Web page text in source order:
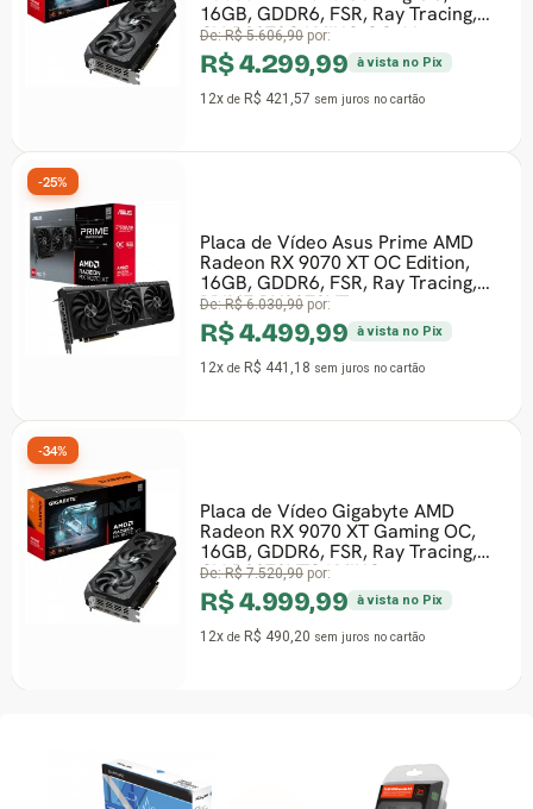
16GB, GDDR6, FSR, Ray Tracing,
GV-R9070GAMING OC-16
De:R$ 5.606,90por:
R$ 4.299,99 à vista no Pix
12x de R$ 421,57 sem juros no cartão
Placa de Vídeo Asus Prime AMD
Radeon RX 9070 XT OC Edition,
16GB, GDDR6, FSR, Ray Tracing,
PRIME-RX9070XT
De:R$ 6.030,90por:
R$ 4.499,99 à vista no Pix
12x de R$ 441,18 sem juros no cartão
-25%
Placa de Vídeo Gigabyte AMD
Radeon RX 9070 XT Gaming OC,
16GB, GDDR6, FSR, Ray Tracing,
GV-R9070XTGAMING
De:R$ 7.520,90por:
R$ 4.999,99 à vista no Pix
12x de R$ 490,20sem juros no cartão
-34%